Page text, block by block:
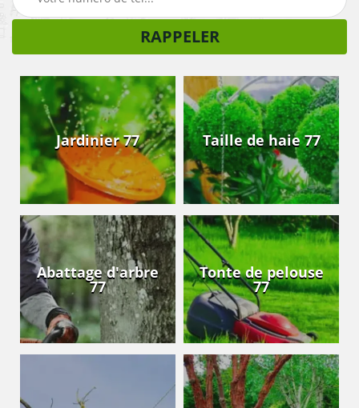
Jardinier 77 Taille de haie 77
Abattage d'arbre
77
Tonte de pelouse
77